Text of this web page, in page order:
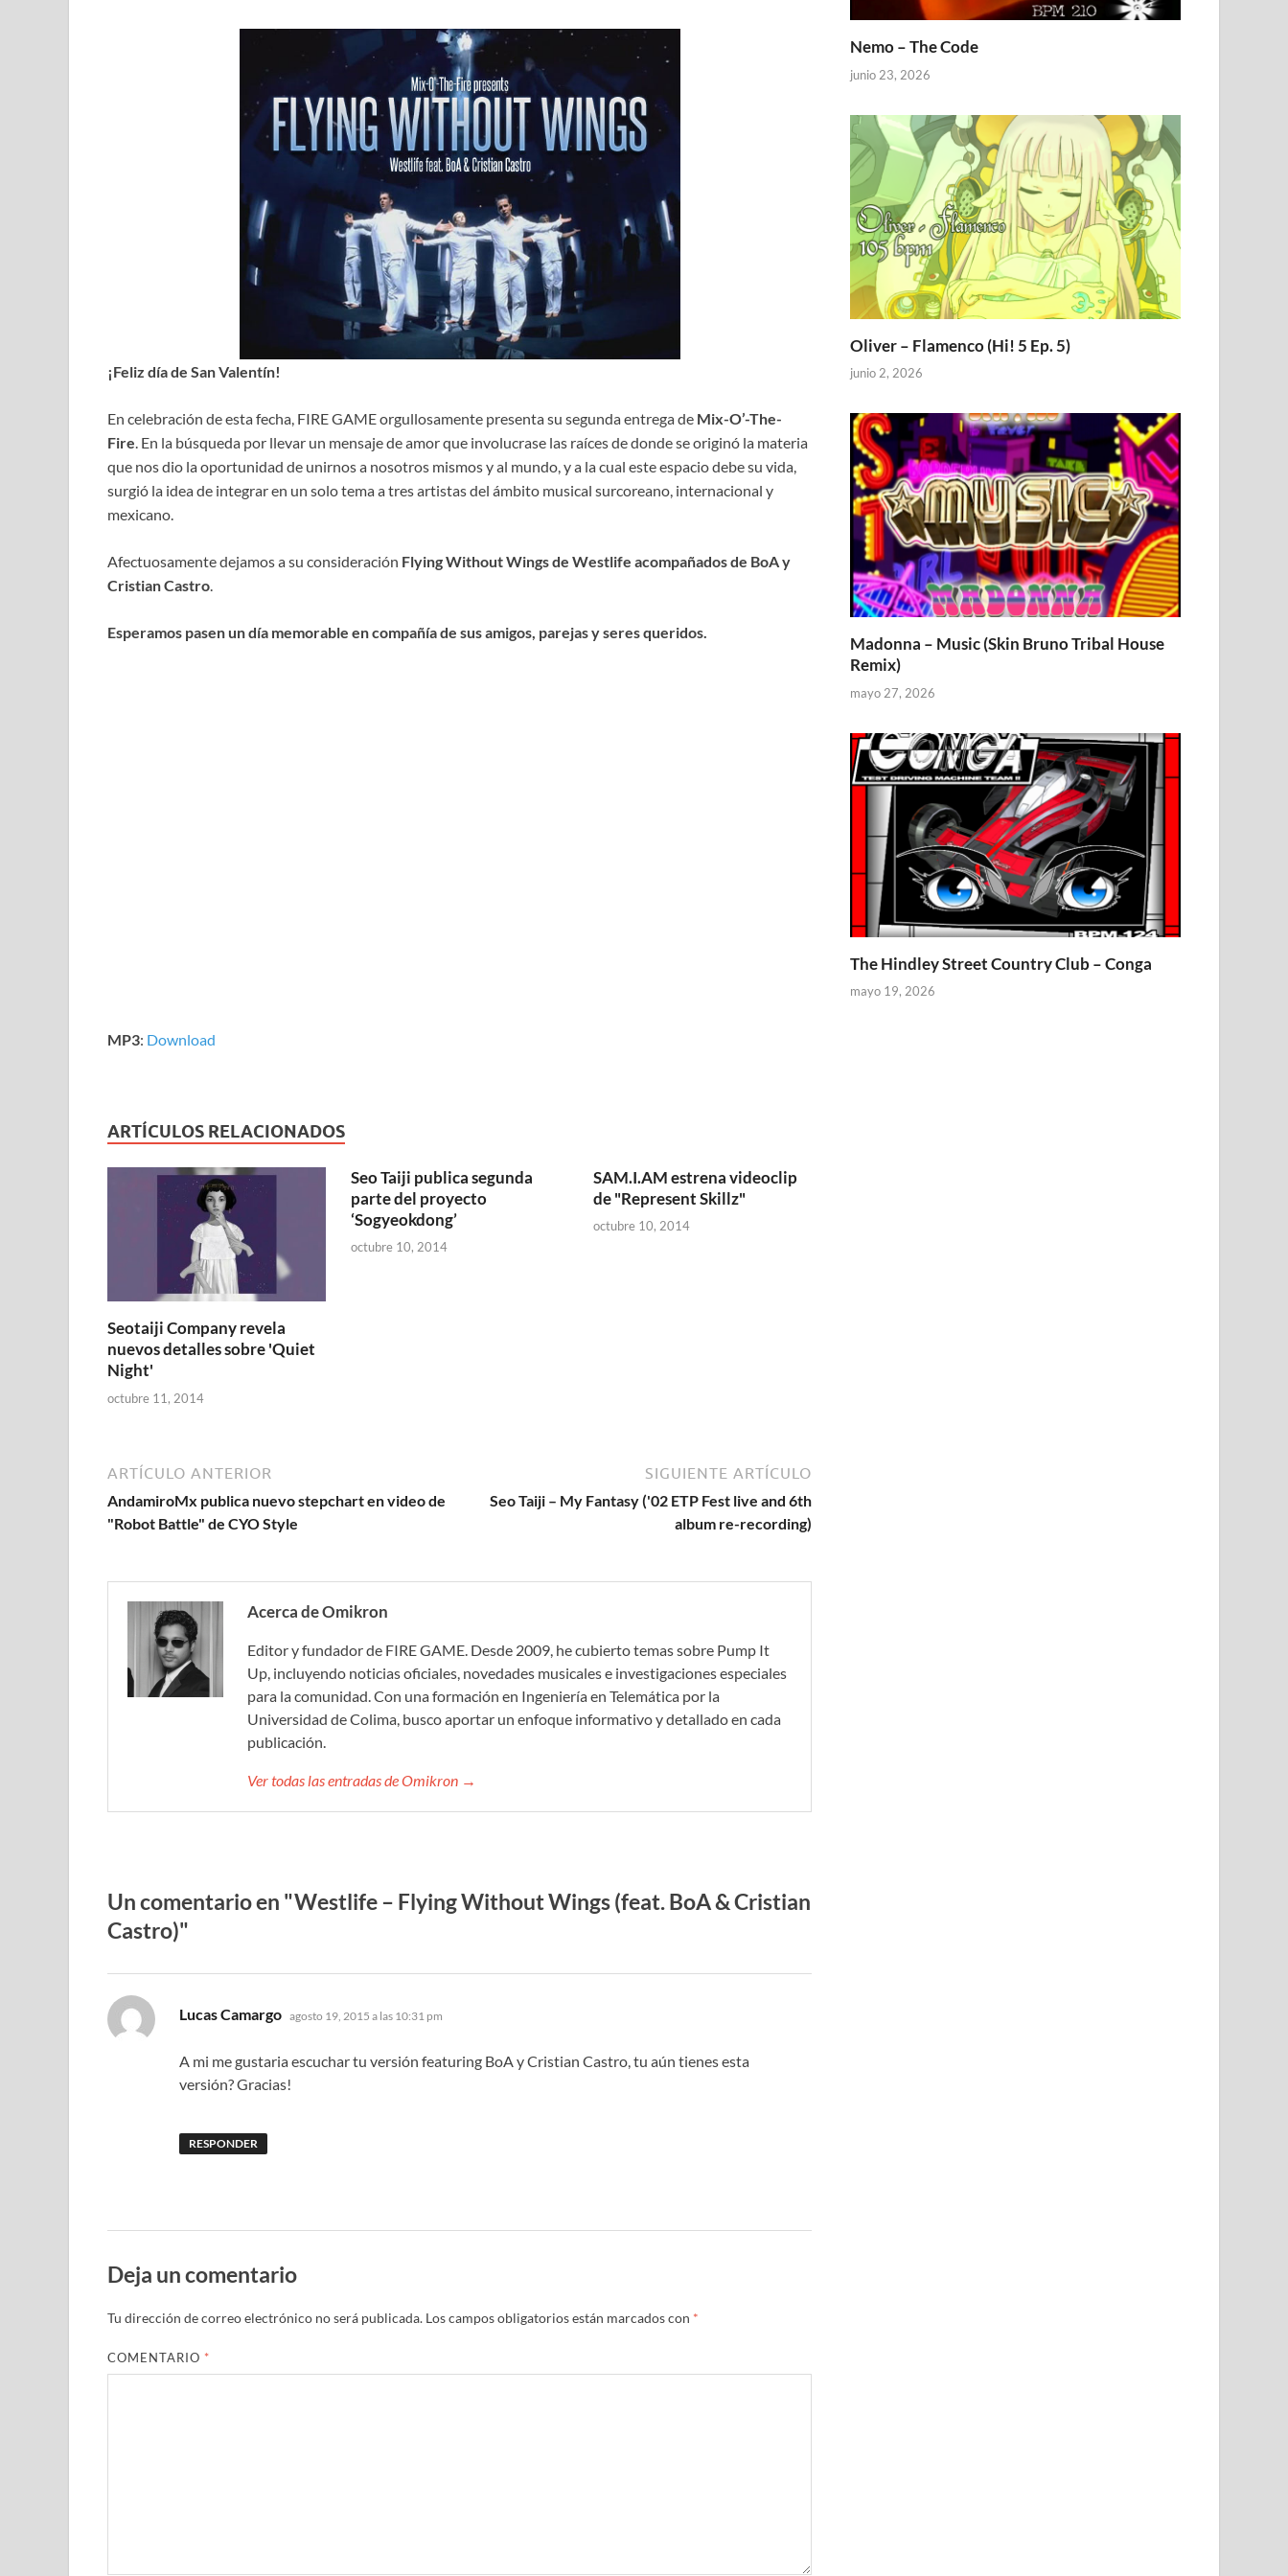
¡Feliz día de San Valentín!
En celebración de esta fecha, FIRE GAME orgullosamente presenta su segunda entrega de Mix-O’-The-
Fire . En la búsqueda por llevar un mensaje de amor que involucrase las raíces de donde se originó la materia
que nos dio la oportunidad de unirnos a nosotros mismos y al mundo, y a la cual este espacio debe su vida,
surgió la idea de integrar en un solo tema a tres artistas del ámbito musical surcoreano, internacional y
mexicano.
Afectuosamente dejamos a su consideración Flying Without Wings de Westlife acompañados de BoA y
Cristian Castro
Esperamos pasen un día memorable en compañía de sus amigos, parejas y seres queridos.
MP3: Download
ARTÍCULOS RELACIONADOS
Seotaiji Company revela
nuevos detalles sobre 'Quiet
Night'
octubre 11, 2014
Seo Taiji publica segunda
parte del proyecto
‘Sogyeokdong’
octubre 10, 2014
SAM.I.AM estrena videoclip
de "Represent Skillz"
octubre 10, 2014
ARTÍCULO ANTERIOR
AndamiroMx publica nuevo stepchart en video de
"Robot Battle" de CYO Style
SIGUIENTE ARTÍCULO
Seo Taiji – My Fantasy ('02 ETP Fest live and 6th
album re-recording)
Acerca de Omikron
Editor y fundador de FIRE GAME. Desde 2009, he cubierto temas sobre Pump It
Up, incluyendo noticias oficiales, novedades musicales e investigaciones especiales
para la comunidad. Con una formación en Ingeniería en Telemática por la
Universidad de Colima, busco aportar un enfoque informativo y detallado en cada
publicación.
Ver todas las entradas de Omikron →
Un comentario en "Westlife – Flying Without Wings (feat. BoA & Cristian
Castro)"
Lucas Camargo dice:
agosto 19, 2015 a las 10:31 pm
A mi me gustaria escuchar tu versión featuring BoA y Cristian Castro, tu aún tienes esta
versión? Gracias!
RESPONDER
Deja un comentario
Tu dirección de correo electrónico no será publicada. Los campos obligatorios están marcados con *
COMENTARIO *
Nemo – The Code
junio 23, 2026
Oliver – Flamenco (Hi! 5 Ep. 5)
junio 2, 2026
Madonna – Music (Skin Bruno Tribal House
Remix)
mayo 27, 2026
The Hindley Street Country Club – Conga
mayo 19, 2026